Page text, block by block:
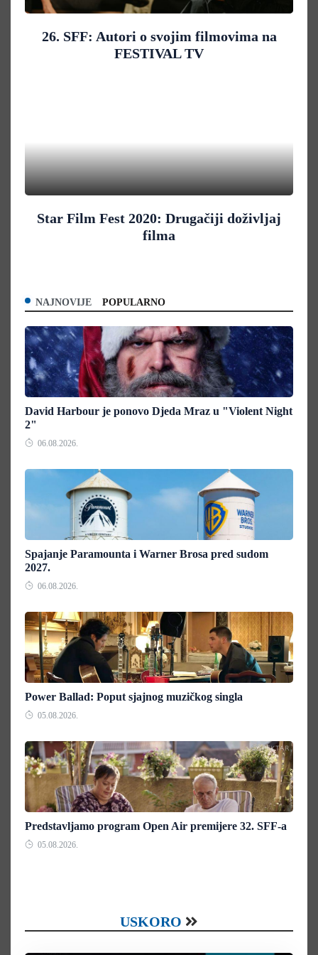
26. SFF: Autori o svojim filmovima na
FESTIVAL TV
Star Film Fest 2020: Drugačiji doživljaj
filma
NAJNOVIJE POPULARNO
David Harbour je ponovo Djeda Mraz u "Violent Night
2"
06.08.2026.
Spajanje Paramounta i Warner Brosa pred sudom
2027.
06.08.2026.
Power Ballad: Poput sjajnog muzičkog singla
05.08.2026.
Predstavljamo program Open Air premijere 32. SFF-a
05.08.2026.
USKORO